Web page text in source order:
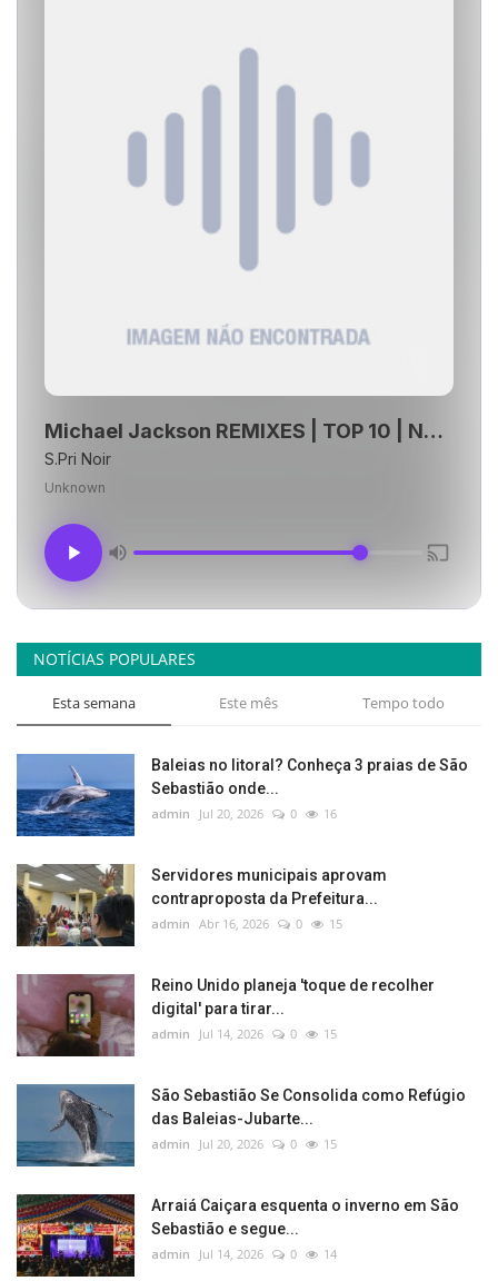
Michael Jackson REMIXES | TOP 10 | No Comando das Mixagens DJ Edy Mix
S.Pri Noir
Unknown
NOTÍCIAS POPULARES
Esta semana Este mês Tempo todo
Baleias no litoral? Conheça 3 praias de São
Sebastião onde...
admin Jul 20, 2026 0 16
Servidores municipais aprovam
contraproposta da Prefeitura...
admin Abr 16, 2026 0 15
Reino Unido planeja 'toque de recolher
digital' para tirar...
admin Jul 14, 2026 0 15
São Sebastião Se Consolida como Refúgio
das Baleias-Jubarte...
admin Jul 20, 2026 0 15
Arraiá Caiçara esquenta o inverno em São
Sebastião e segue...
admin Jul 14, 2026 0 14